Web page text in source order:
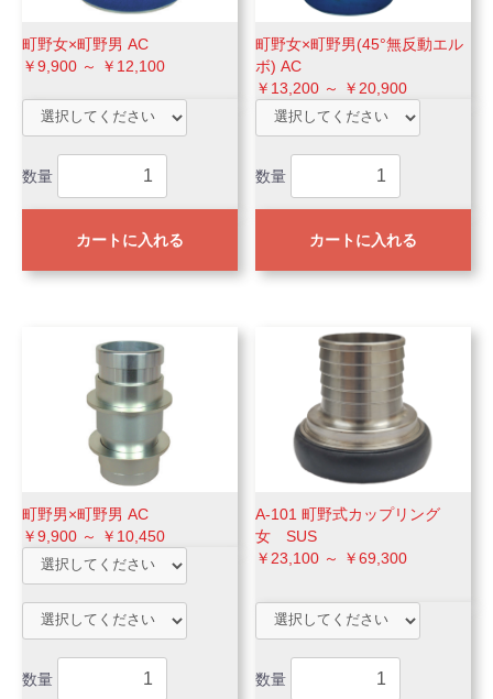
町野女×町野男 AC
￥9,900 ～ ￥12,100
数量
カートに入れる
町野女×町野男(45°無反動エル
ボ) AC
￥13,200 ～ ￥20,900
数量
カートに入れる
町野男×町野男 AC
￥9,900 ～ ￥10,450
数量
A-101 町野式カップリング
女 SUS
￥23,100 ～ ￥69,300
数量